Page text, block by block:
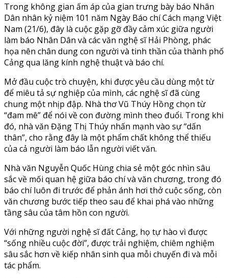
Trong không gian ấm áp của gian trưng bày báo Nhân
Dân nhân kỷ niệm 101 năm Ngày Báo chí Cách mạng Việt
Nam (21/6), đây là cuộc gặp gỡ đầy cảm xúc giữa người
làm báo Nhân Dân và các văn nghệ sĩ Hải Phòng, phác
họa nên chân dung con người và tinh thần của thành phố
Cảng qua lăng kính nghệ thuật và báo chí.
Mở đầu cuộc trò chuyện, khi được yêu cầu dùng một từ
để miêu tả sự nghiệp của mình, các nghệ sĩ đã cùng
chung một nhịp đập. Nhà thơ Vũ Thúy Hồng chọn từ
“đam mê” để nói về con đường mình theo đuổi. Trong khi
đó, nhà văn Đặng Thị Thúy nhấn mạnh vào sự “dấn
thân”, cho rằng đây là một phẩm chất không thể thiếu
của cả người làm báo lẫn người viết văn.
Nhà văn Nguyễn Quốc Hùng chia sẻ một góc nhìn sâu
sắc về mối quan hệ giữa báo chí và văn chương, trong đó
báo chí luôn đi trước để phản ánh hơi thở cuộc sống, còn
văn chương bước tiếp theo sau để khai phá vào những
tầng sâu của tâm hồn con người.
Với những người nghệ sĩ đất Cảng, họ tự hào vì được
“sống nhiều cuộc đời”, được trải nghiệm, chiêm nghiệm
sâu sắc hơn về kiếp nhân sinh qua mỗi chuyến đi và mỗi
tác phẩm.